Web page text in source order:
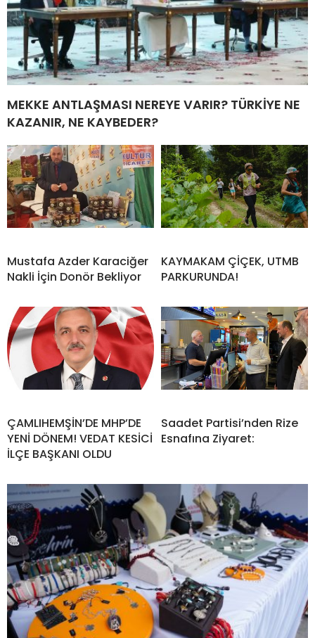
MEKKE ANTLAŞMASI NEREYE VARIR? TÜRKİYE NE
KAZANIR, NE KAYBEDER?
Mustafa Azder Karaciğer
Nakli İçin Donör Bekliyor
KAYMAKAM ÇİÇEK, UTMB
PARKURUNDA!
ÇAMLIHEMŞİN’DE MHP’DE
YENİ DÖNEM! VEDAT KESİCİ
İLÇE BAŞKANI OLDU
Saadet Partisi’nden Rize
Esnafına Ziyaret: